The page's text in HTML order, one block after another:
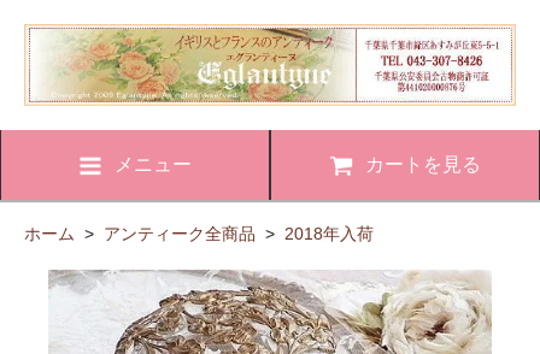
メニュー カートを見る
ホーム > アンティーク全商品 > 2018年入荷